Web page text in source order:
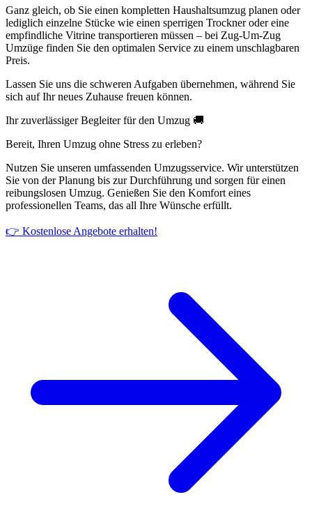
Ganz gleich, ob Sie einen kompletten Haushaltsumzug planen oder
lediglich einzelne Stücke wie einen sperrigen Trockner oder eine
empfindliche Vitrine transportieren müssen – bei Zug-Um-Zug
Umzüge finden Sie den optimalen Service zu einem unschlagbaren
Preis.
Lassen Sie uns die schweren Aufgaben übernehmen, während Sie
sich auf Ihr neues Zuhause freuen können.
Ihr zuverlässiger Begleiter für den Umzug 🚚
Bereit, Ihren Umzug ohne Stress zu erleben?
Nutzen Sie unseren umfassenden Umzugsservice. Wir unterstützen
Sie von der Planung bis zur Durchführung und sorgen für einen
reibungslosen Umzug. Genießen Sie den Komfort eines
professionellen Teams, das all Ihre Wünsche erfüllt.
👉 Kostenlose Angebote erhalten!